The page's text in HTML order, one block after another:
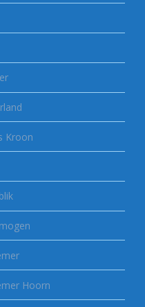
Kroon
Hoorn